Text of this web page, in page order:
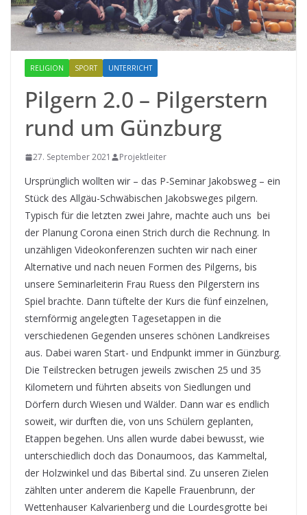
RELIGION SPORT UNTERRICHT
Pilgern 2.0 – Pilgerstern
rund um Günzburg
27. September 2021 Projektleiter
Ursprünglich wollten wir – das P-Seminar Jakobsweg – ein
Stück des Allgäu-Schwäbischen Jakobsweges pilgern.
Typisch für die letzten zwei Jahre, machte auch uns bei
der Planung Corona einen Strich durch die Rechnung. In
unzähligen Videokonferenzen suchten wir nach einer
Alternative und nach neuen Formen des Pilgerns, bis
unsere Seminarleiterin Frau Ruess den Pilgerstern ins
Spiel brachte. Dann tüftelte der Kurs die fünf einzelnen,
sternförmig angelegten Tagesetappen in die
verschiedenen Gegenden unseres schönen Landkreises
aus. Dabei waren Start- und Endpunkt immer in Günzburg.
Die Teilstrecken betrugen jeweils zwischen 25 und 35
Kilometern und führten abseits von Siedlungen und
Dörfern durch Wiesen und Wälder. Dann war es endlich
soweit, wir durften die, von uns Schülern geplanten,
Etappen begehen. Uns allen wurde dabei bewusst, wie
unterschiedlich doch das Donaumoos, das Kammeltal,
der Holzwinkel und das Bibertal sind. Zu unseren Zielen
zählten unter anderem die Kapelle Frauenbrunn, der
Wettenhauser Kalvarienberg und die Lourdesgrotte bei